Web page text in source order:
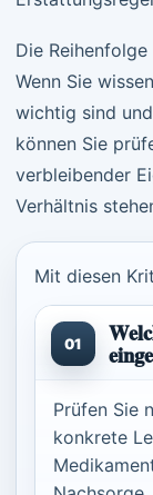
Die
Wenn Sie
wichtig sind
können Sie
verbleibender
Verhältnis
Mit diesen
01
Prüfen Sie
konkrete